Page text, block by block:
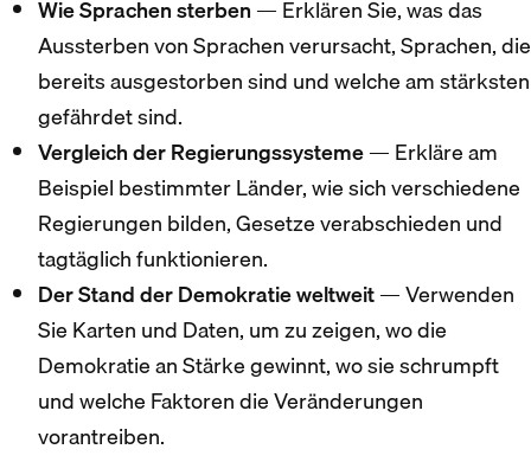
Wie Sprachen sterben — Erklären Sie, was das
Aussterben von Sprachen verursacht, Sprachen, die
bereits ausgestorben sind und welche am stärksten
gefährdet sind.
Vergleich der Regierungssysteme— Erkläre am
Beispiel bestimmter Länder, wie sich verschiedene
Regierungen bilden, Gesetze verabschieden und
tagtäglich funktionieren.
Der Stand der Demokratie weltweit— Verwenden
Sie Karten und Daten, um zu zeigen, wo die
Demokratie an Stärke gewinnt, wo sie schrumpft
und welche Faktoren die Veränderungen
vorantreiben.